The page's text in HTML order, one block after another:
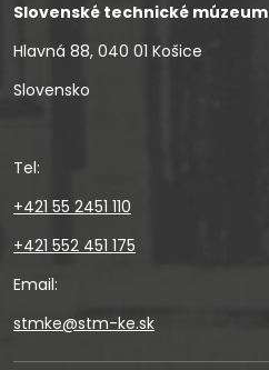
Slovenské technické múzeum
Hlavná 88, 040 01 Košice
Slovensko
Tel:
+421 55 2451 110
+421 552 451 175
Email:
stmke@stm-ke.sk